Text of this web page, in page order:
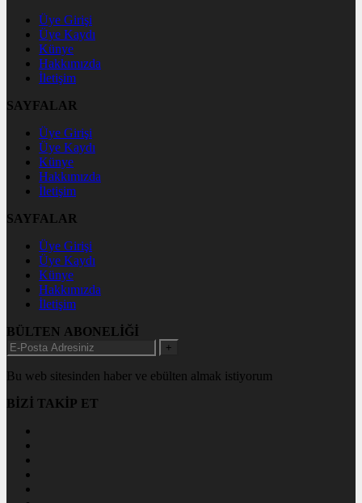
Üye Girişi
Üye Kaydı
Künye
Hakkımızda
İletişim
SAYFALAR
Üye Girişi
Üye Kaydı
Künye
Hakkımızda
İletişim
SAYFALAR
Üye Girişi
Üye Kaydı
Künye
Hakkımızda
İletişim
BÜLTEN ABONELİĞİ
+
Bu web sitesinden haber ve ebülten almak istiyorum
BİZİ TAKİP ET